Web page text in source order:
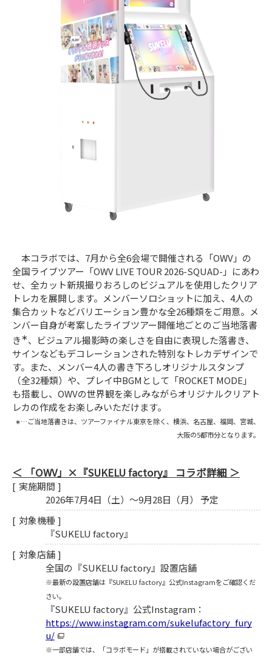
本コラボでは、7月から全6会場で開催される「OWV」の
全国ライブツアー「OWV LIVE TOUR 2026-SQUAD-」にあわ
せ、全カット新規撮りおろしのビジュアルを使用したクリア
トレカを展開します。メンバーソロショットに加え、4人の
集合カットなどバリエーション豊かな全26種類をご用意。メ
ンバー自身が考案したライブツアー開催地ごとのご当地落書
き∗、ビジュアル撮影時の楽しさを自由に表現した落書き、
サインなどもデコレーションされた特別なトレカデザインで
す。また、メンバー4人の書き下ろしオリジナルスタンプ
（全32種類）や、プレイ中BGMとして「ROCKET MODE」
も搭載し、OWVの世界観を楽しみながらオリジナルクリアト
レカの作成をお楽しみいただけます。
∗…ご当地落書きは、ツアーファイナル東京を除く、横浜、名古屋、福岡、宮城、
大阪の5都市分となります。
「OWV」×『SUKELU factory』 コラボ詳細
実施期間
2026年7月4日（土）～9月28日（月） 予定
対象機種
『SUKELU factory』
対象店舗
全国の『SUKELU factory』設置店舗
※最新の設置店舗は『SUKELU factory』公式Instagramをご確認くだ
さい。
『SUKELU factory』公式Instagram：
https://www.instagram.com/sukelufactory_fury
u/
※一部店舗では、「コラボモード」が搭載されていない場合がござい